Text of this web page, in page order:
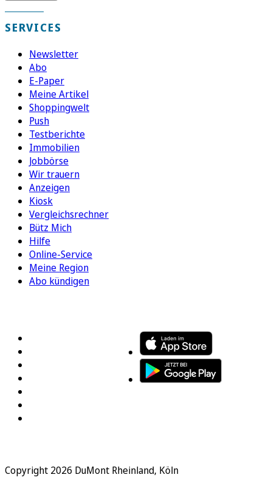
SERVICES
Newsletter
Abo
E-Paper
Meine Artikel
Shoppingwelt
Push
Testberichte
Immobilien
Jobbörse
Wir trauern
Anzeigen
Kiosk
Vergleichsrechner
Bütz Mich
Hilfe
Online-Service
Meine Region
Abo kündigen
Copyright 2026 DuMont Rheinland, Köln